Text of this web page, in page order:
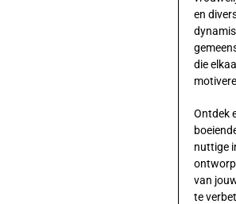
en
die
Ontdek
nuttige
van
te